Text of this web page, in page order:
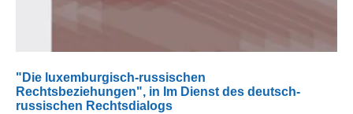
"Die luxemburgisch-russischen
Rechtsbeziehungen", in Im Dienst des deutsch-
russischen Rechtsdialogs